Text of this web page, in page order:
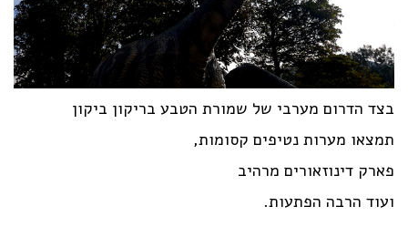
בצד הדרום מערבי של שמורת הטבע בריקון ביקון
תמצאו מערות נטיפים קסומות,
פארק דינוזאורים מרהיב
ועוד הרבה הפתעות.